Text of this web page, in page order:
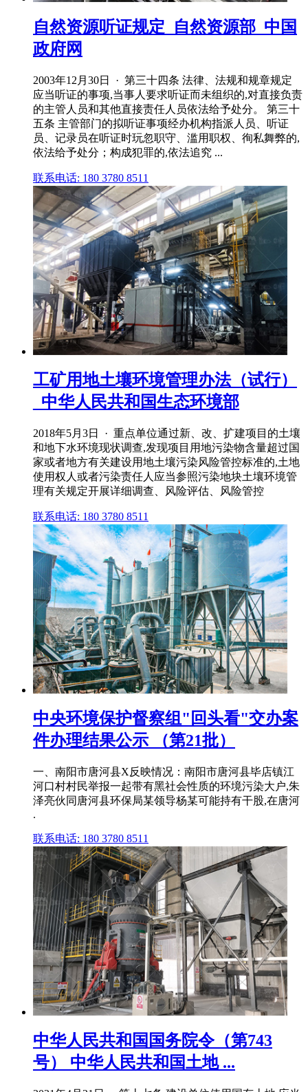
自然资源听证规定_自然资源部_中国
政府网
2003年12月30日 · 第三十四条 法律、法规和规章规定
应当听证的事项,当事人要求听证而未组织的,对直接负责
的主管人员和其他直接责任人员依法给予处分。 第三十
五条 主管部门的拟听证事项经办机构指派人员、听证
员、记录员在听证时玩忽职守、滥用职权、徇私舞弊的,
依法给予处分；构成犯罪的,依法追究 ...
联系电话: 180 3780 8511
工矿用地土壤环境管理办法（试行）
_中华人民共和国生态环境部
2018年5月3日 · 重点单位通过新、改、扩建项目的土壤
和地下水环境现状调查,发现项目用地污染物含量超过国
家或者地方有关建设用地土壤污染风险管控标准的,土地
使用权人或者污染责任人应当参照污染地块土壤环境管
理有关规定开展详细调查、风险评估、风险管控
联系电话: 180 3780 8511
中央环境保护督察组"回头看"交办案
件办理结果公示 （第21批）
一、南阳市唐河县X反映情况：南阳市唐河县毕店镇江
河口村村民举报一起带有黑社会性质的环境污染大户,朱
泽亮伙同唐河县环保局某领导杨某可能持有干股,在唐河
.
联系电话: 180 3780 8511
中华人民共和国国务院令（第743
号） 中华人民共和国土地 ...